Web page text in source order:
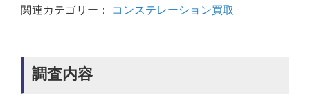
関連カテゴリー： コンステレーション買取
調査内容